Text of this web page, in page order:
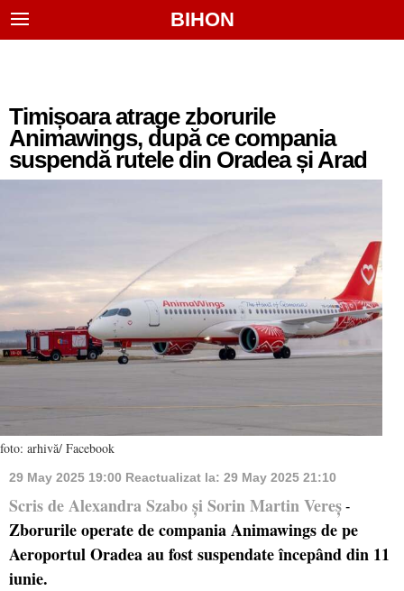
BIHON
Timișoara atrage zborurile
Animawings, după ce compania
suspendă rutele din Oradea și Arad
foto: arhivă/ Facebook
29 May 2025 19:00 Reactualizat la: 29 May 2025 21:10
Scris de Alexandra Szabo și Sorin Martin Vereș -
Zborurile operate de compania Animawings de pe
Aeroportul Oradea au fost suspendate începând din 11
iunie.